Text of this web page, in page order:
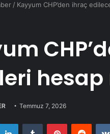
/ Kayyum CHP’den ihraç
Temmuz 7, 2026
LinkedInTumblr Pinterest